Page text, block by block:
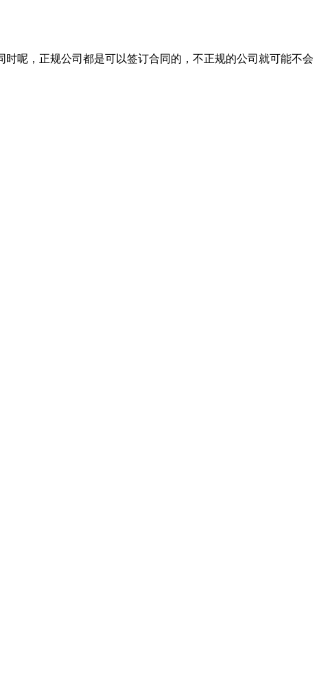
呢，正规公司都是可以签订合同的，不正规的公司就可能不会